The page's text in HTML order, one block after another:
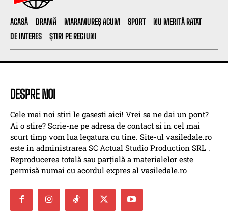
ACASĂ DRAMĂ MARAMUREȘ ACUM SPORT
NU MERITĂ RATAT
DE INTERES
ȘTIRI PE REGIUNI
DESPRE NOI
Cele mai noi stiri le gasesti aici! Vrei sa ne dai un pont?
Ai o stire? Scrie-ne pe adresa de contact si in cel mai
scurt timp vom lua legatura cu tine. Site-ul vasiledale.ro
este in administrarea SC Actual Studio Production SRL .
Reproducerea totală sau parțială a materialelor este
permisă numai cu acordul expres al vasiledale.ro